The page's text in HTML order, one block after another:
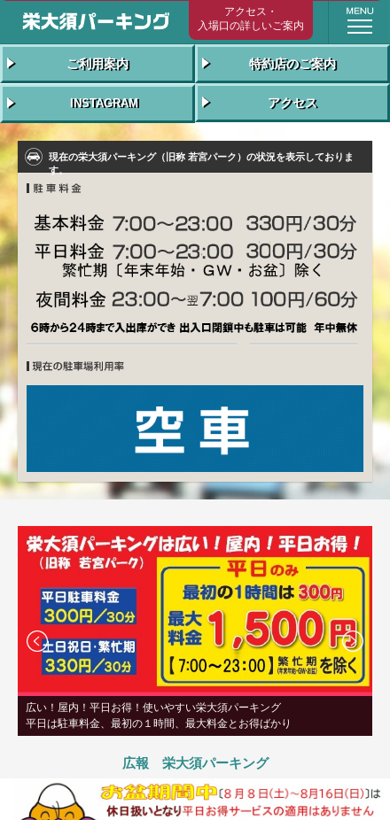
栄大須パーキング（旧称 若宮パーク）
ご利用案内 特約店のご案内
INSTAGRAM アクセス
現在の栄大須パーキング（旧称 若宮パーク）の状況を表示しておりま
す。
広い！屋内！平日お得！使いやすい栄大須パーキング
平日は駐車料金、最初の１時間、最大料金とお得ばかり
広報 栄大須パーキング